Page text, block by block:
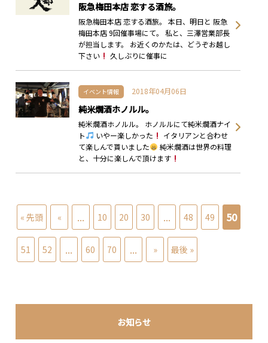
お知らせ
阪急梅田本店 恋する酒旅。
阪急梅田本店 恋する酒旅。 本日、明日と 阪急
梅田本店 9回催事場にて。 私と、三澤営業部長
が担当します。 お近くのかたは、どうぞお越し
下さい
久しぶりに催事に
イベント情報 2018年04月06日
純米燗酒ホノルル。
純米燗酒ホノルル。 ホノルルにて純米燗酒ナイ
ト
いやー楽しかった
イタリアンと合わせ
て楽しんで貰いました
純米燗酒は世界の料理
と、十分に楽しんで頂けます
« 先頭 « ... 10 20 30 ... 48 49 50
51 52 ... 60 70 ... » 最後 »